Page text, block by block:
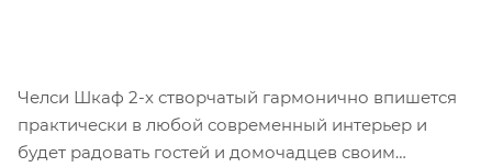
Челси Шкаф 2-х створчатый гармонично впишется
практически в любой современный интерьер и
будет радовать гостей и домочадцев своим